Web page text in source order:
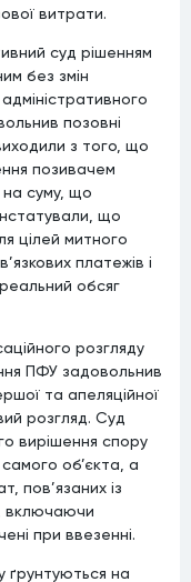
витрати.
суд рішенням
без змін
позовні
з того, що
позивачем
суму, що
що
цілей митного
платежів і
обсяг
розгляду
ПФУ задовольнив
та апеляційної
розгляд. Суд
вирішення спору
об’єкта, а
пов’язаних із
включаючи
при ввезенні.
на